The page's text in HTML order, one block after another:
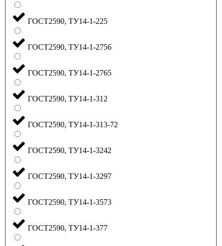
ГОСТ2590, ТУ14-1-225
ГОСТ2590, ТУ14-1-2756
ГОСТ2590, ТУ14-1-2765
ГОСТ2590, ТУ14-1-312
ГОСТ2590, ТУ14-1-313-72
ГОСТ2590, ТУ14-1-3242
ГОСТ2590, ТУ14-1-3297
ГОСТ2590, ТУ14-1-3573
ГОСТ2590, ТУ14-1-377